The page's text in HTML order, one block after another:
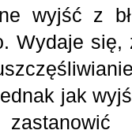
wyjść z
Wydaje
jak